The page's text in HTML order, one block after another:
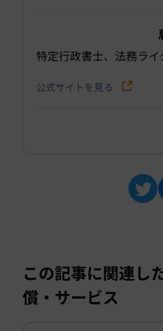
特定行政書士、法務ライ
公式サイトを見る
この記事に関連し
償・サービス